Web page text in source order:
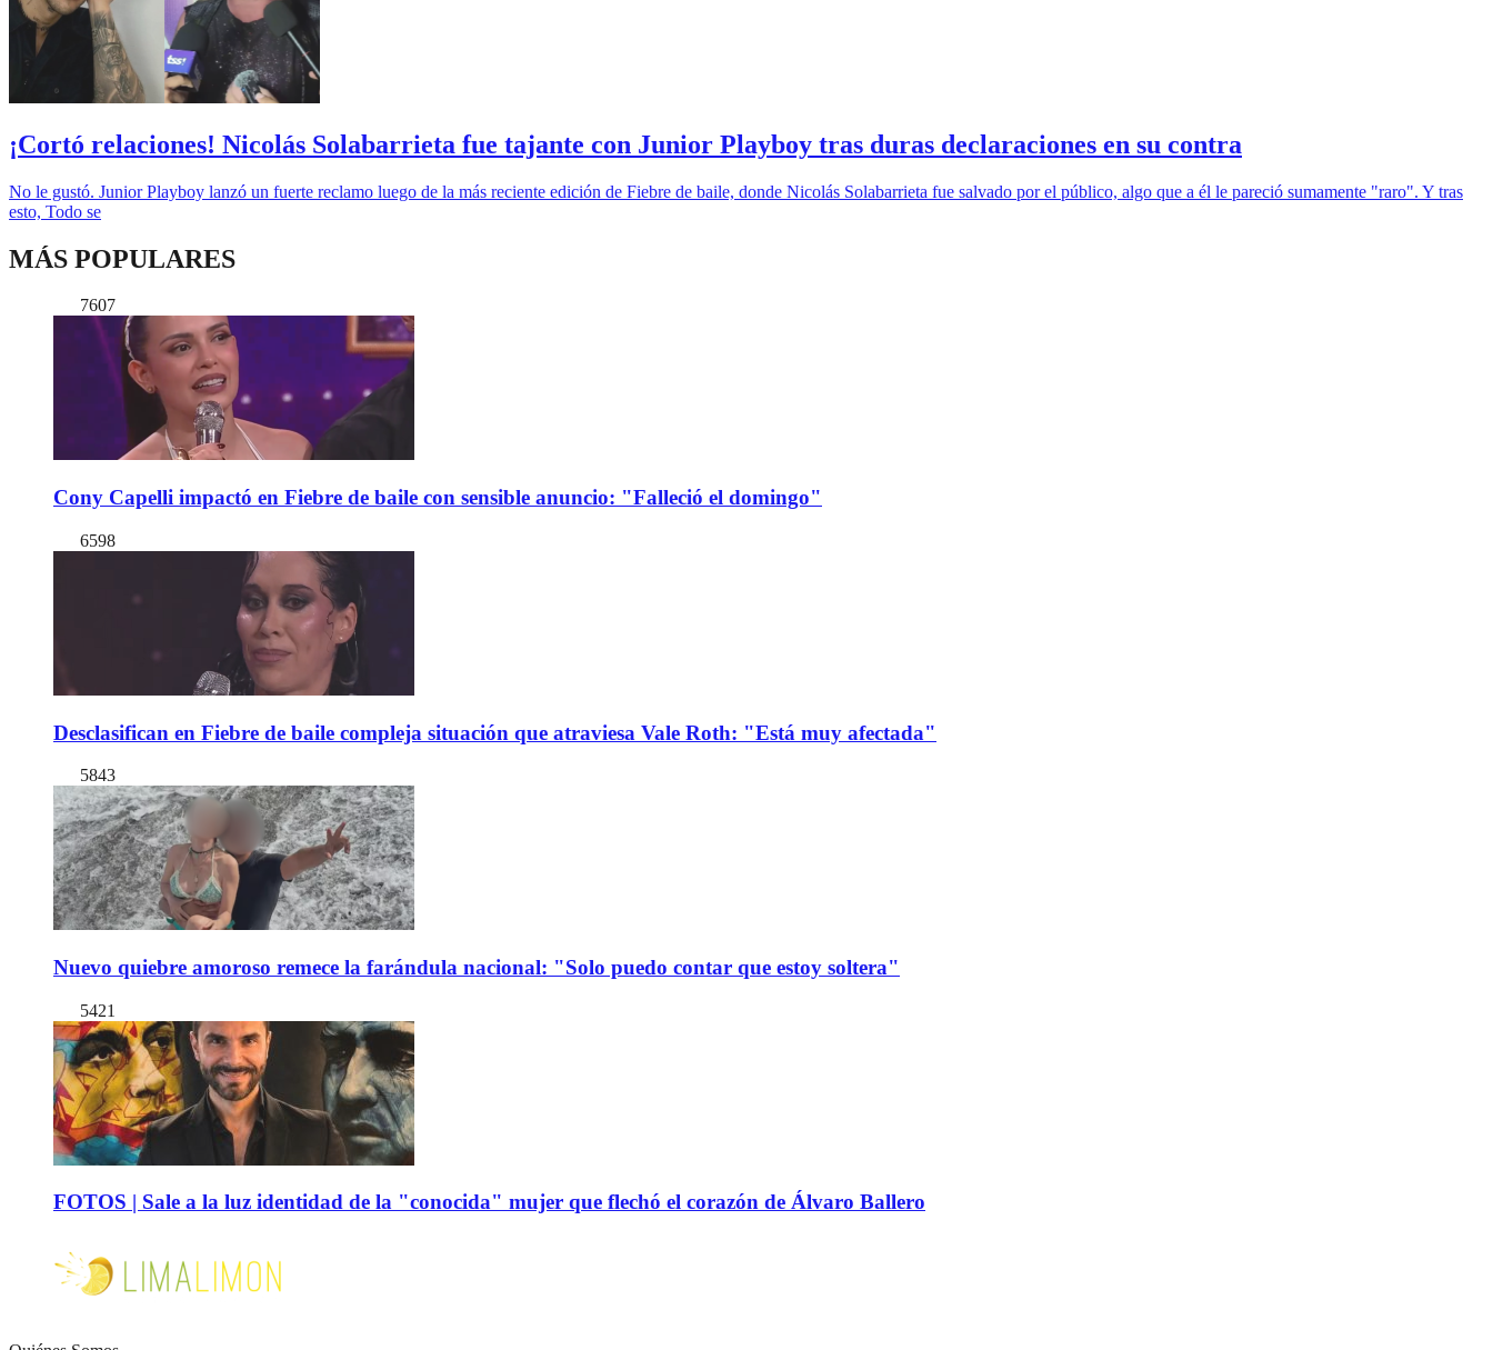
¡Cortó relaciones! Nicolás Solabarrieta fue tajante con Junior Playboy tras duras declaraciones en su contra
No le gustó. Junior Playboy lanzó un fuerte reclamo luego de la más reciente edición de Fiebre de baile, donde Nicolás Solabarrieta fue salvado por el público, algo que a él le pareció sumamente "raro". Y tras
esto, Todo se
MÁS POPULARES
7607
Cony Capelli impactó en Fiebre de baile con sensible anuncio: "Falleció el domingo"
6598
Desclasifican en Fiebre de baile compleja situación que atraviesa Vale Roth: "Está muy afectada"
5843
Nuevo quiebre amoroso remece la farándula nacional: "Solo puedo contar que estoy soltera"
5421
FOTOS | Sale a la luz identidad de la "conocida" mujer que flechó el corazón de Álvaro Ballero